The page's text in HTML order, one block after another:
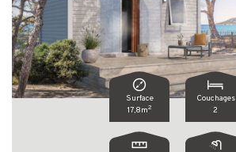
Surface
17,8m2
Couchages
2